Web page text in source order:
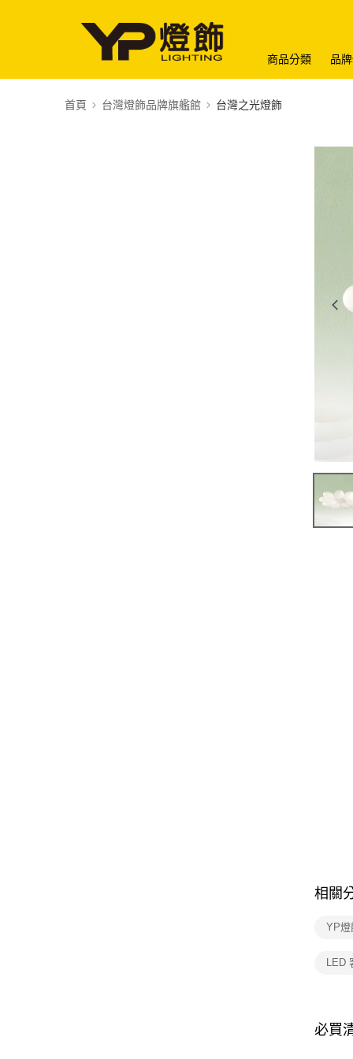
商品分類 品
首頁 台灣燈飾品牌旗艦館 台灣之光燈飾
相關
YP燈
LED
必買